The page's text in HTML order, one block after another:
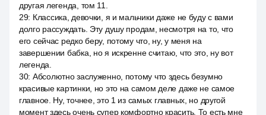
другая легенда, том 11.
29: Классика, девочки, я и мальчики даже не буду с вами
долго рассуждать. Эту душу продам, несмотря на то, что
его сейчас редко беру, потому что, ну, у меня на
завершении бабка, но я искренне считаю, что это, ну вот
легенда.
30: Абсолютно заслуженно, потому что здесь безумно
красивые картинки, но это на самом деле даже не самое
главное. Ну, точнее, это 1 из самых главных, но другой
момент здесь очень супер комфортно красить. То есть мне